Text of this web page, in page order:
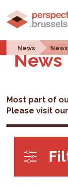
News News
News
Most part of
Please visit our